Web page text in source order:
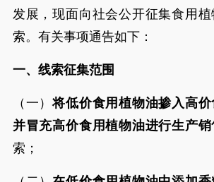
发展，现面向社会公开征集食用
索。有关事项通告如下：
一、线索征集范围
（一）将低价食用植物油掺入高价
并冒充高价食用植物油进行生产销
索；